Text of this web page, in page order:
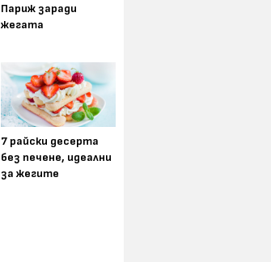
Париж заради
жегата
7 райски десерта
без печене, идеални
за жегите